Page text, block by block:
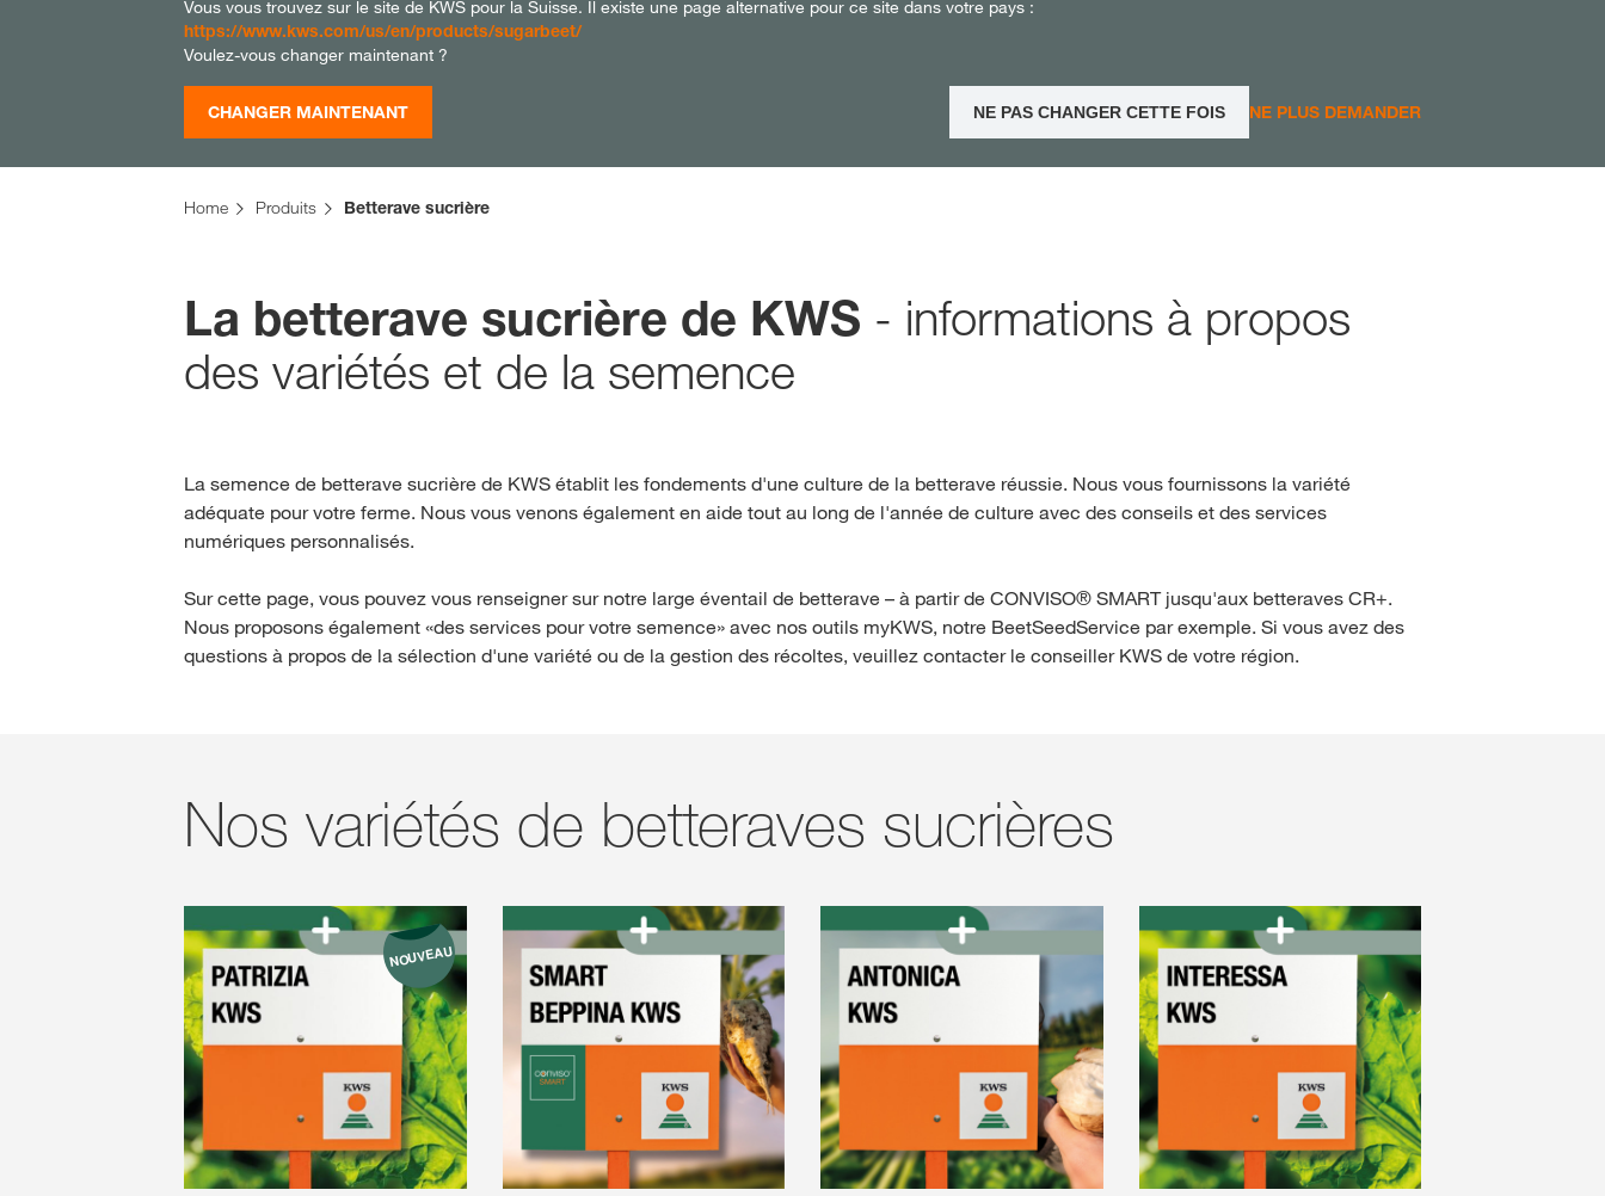
Vous vous trouvez sur le site de KWS pour la Suisse. Il existe une page alternative pour ce site dans votre pays :
https://www.kws.com/us/en/products/sugarbeet/
Voulez-vous changer maintenant ?
CHANGER MAINTENANT NE PAS CHANGER CETTE FOIS NE PLUS DEMANDER
Home Produits Betterave sucrière
La betterave sucrière de KWS - informations à propos
des variétés et de la semence
La semence de betterave sucrière de KWS établit les fondements d'une culture de la betterave réussie. Nous vous fournissons la variété
adéquate pour votre ferme. Nous vous venons également en aide tout au long de l'année de culture avec des conseils et des services
numériques personnalisés.
Sur cette page, vous pouvez vous renseigner sur notre large éventail de betterave – à partir de CONVISO® SMART jusqu'aux betteraves CR+.
Nous proposons également «des services pour votre semence» avec nos outils myKWS, notre BeetSeedService par exemple. Si vous avez des
questions à propos de la sélection d'une variété ou de la gestion des récoltes, veuillez contacter le conseiller KWS de votre région.
Nos variétés de betteraves sucrières